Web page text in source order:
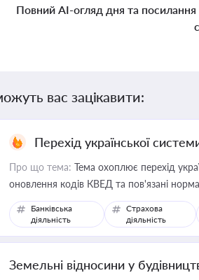
Повний AI-огляд дня та посилання
вас зацікавити:
Перехід української
Про що тема: Тема охоплює перехід
оновлення кодів КВЕД та пов'язані
Банківська
діяльність
Страхова
діяльність
Земельні відносини у